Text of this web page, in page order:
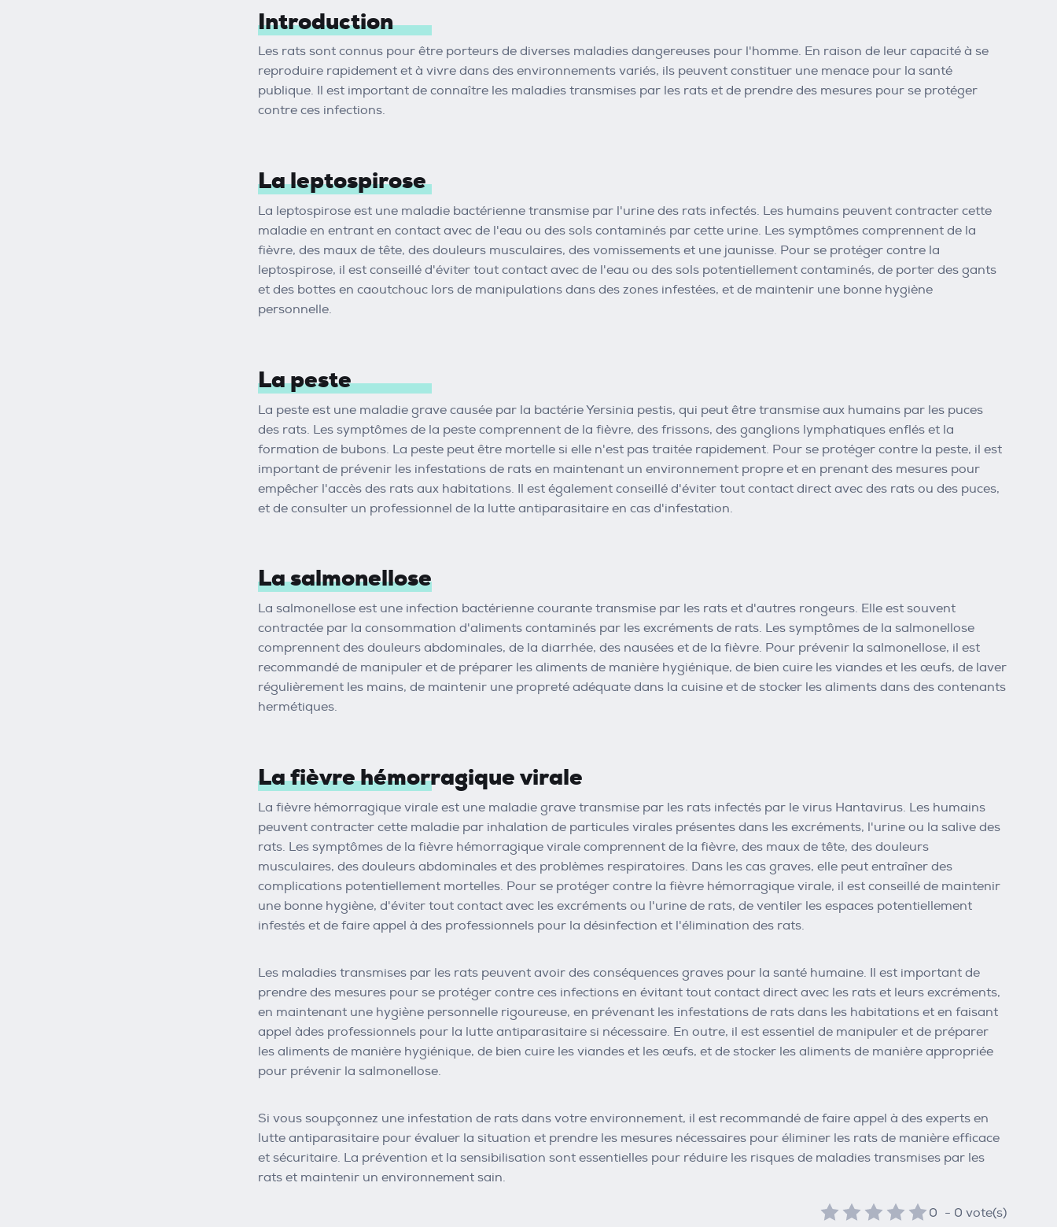
Introduction
Les rats sont connus pour être porteurs de diverses maladies dangereuses pour l'homme. En raison de leur capacité à se
reproduire rapidement et à vivre dans des environnements variés, ils peuvent constituer une menace pour la santé
publique. Il est important de connaître les maladies transmises par les rats et de prendre des mesures pour se protéger
contre ces infections.
La leptospirose
La leptospirose est une maladie bactérienne transmise par l'urine des rats infectés. Les humains peuvent contracter cette
maladie en entrant en contact avec de l'eau ou des sols contaminés par cette urine. Les symptômes comprennent de la
fièvre, des maux de tête, des douleurs musculaires, des vomissements et une jaunisse. Pour se protéger contre la
leptospirose, il est conseillé d'éviter tout contact avec de l'eau ou des sols potentiellement contaminés, de porter des gants
et des bottes en caoutchouc lors de manipulations dans des zones infestées, et de maintenir une bonne hygiène
personnelle.
La peste
La peste est une maladie grave causée par la bactérie Yersinia pestis, qui peut être transmise aux humains par les puces
des rats. Les symptômes de la peste comprennent de la fièvre, des frissons, des ganglions lymphatiques enflés et la
formation de bubons. La peste peut être mortelle si elle n'est pas traitée rapidement. Pour se protéger contre la peste, il est
important de prévenir les infestations de rats en maintenant un environnement propre et en prenant des mesures pour
empêcher l'accès des rats aux habitations. Il est également conseillé d'éviter tout contact direct avec des rats ou des puces,
et de consulter un professionnel de la lutte antiparasitaire en cas d'infestation.
La salmonellose
La salmonellose est une infection bactérienne courante transmise par les rats et d'autres rongeurs. Elle est souvent
contractée par la consommation d'aliments contaminés par les excréments de rats. Les symptômes de la salmonellose
comprennent des douleurs abdominales, de la diarrhée, des nausées et de la fièvre. Pour prévenir la salmonellose, il est
recommandé de manipuler et de préparer les aliments de manière hygiénique, de bien cuire les viandes et les œufs, de laver
régulièrement les mains, de maintenir une propreté adéquate dans la cuisine et de stocker les aliments dans des contenants
hermétiques.
La fièvre hémorragique virale
La fièvre hémorragique virale est une maladie grave transmise par les rats infectés par le virus Hantavirus. Les humains
peuvent contracter cette maladie par inhalation de particules virales présentes dans les excréments, l'urine ou la salive des
rats. Les symptômes de la fièvre hémorragique virale comprennent de la fièvre, des maux de tête, des douleurs
musculaires, des douleurs abdominales et des problèmes respiratoires. Dans les cas graves, elle peut entraîner des
complications potentiellement mortelles. Pour se protéger contre la fièvre hémorragique virale, il est conseillé de maintenir
une bonne hygiène, d'éviter tout contact avec les excréments ou l'urine de rats, de ventiler les espaces potentiellement
infestés et de faire appel à des professionnels pour la désinfection et l'élimination des rats.
Les maladies transmises par les rats peuvent avoir des conséquences graves pour la santé humaine. Il est important de
prendre des mesures pour se protéger contre ces infections en évitant tout contact direct avec les rats et leurs excréments,
en maintenant une hygiène personnelle rigoureuse, en prévenant les infestations de rats dans les habitations et en faisant
appel àdes professionnels pour la lutte antiparasitaire si nécessaire. En outre, il est essentiel de manipuler et de préparer
les aliments de manière hygiénique, de bien cuire les viandes et les œufs, et de stocker les aliments de manière appropriée
pour prévenir la salmonellose.
Si vous soupçonnez une infestation de rats dans votre environnement, il est recommandé de faire appel à des experts en
lutte antiparasitaire pour évaluer la situation et prendre les mesures nécessaires pour éliminer les rats de manière efficace
et sécuritaire. La prévention et la sensibilisation sont essentielles pour réduire les risques de maladies transmises par les
rats et maintenir un environnement sain.
0 - 0 vote(s)